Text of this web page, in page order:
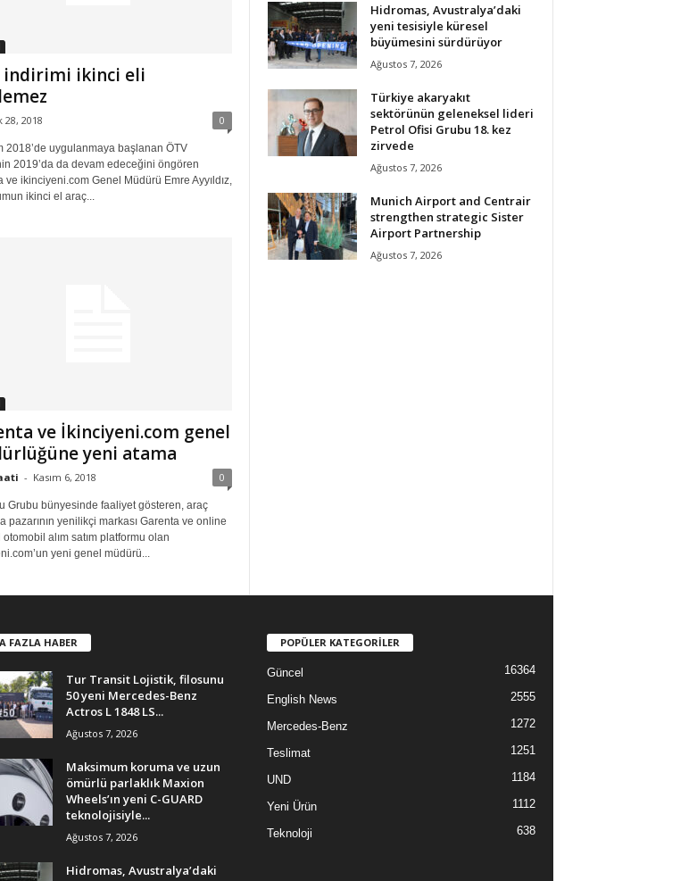
indirimi ikinci eli
28, 2018 0
2018’de uygulanmaya başlanan ÖTV
2019’da da devam edeceğini öngören
ve ikinciyeni.com Genel Müdürü Emre Ayyıldız,
ikinci el araç...
ve İkinciyeni.com genel
yeni atama
- Kasım 6, 2018 0
Grubu bünyesinde faaliyet gösteren, araç
pazarının yenilikçi markası Garenta ve online
alım satım platformu olan
yeni genel müdürü...
Hidromas, Avustralya’daki
yeni tesisiyle küresel
büyümesini sürdürüyor
Ağustos 7, 2026
Türkiye akaryakıt
sektörünün geleneksel lideri
Petrol Ofisi Grubu 18. kez
zirvede
Ağustos 7, 2026
Munich Airport and Centrair
strengthen strategic Sister
Airport Partnership
Ağustos 7, 2026
FAZLA HABER
Tur Transit Lojistik, filosunu
50 yeni Mercedes-Benz
Actros L 1848 LS...
Ağustos 7, 2026
Maksimum koruma ve uzun
ömürlü parlaklık Maxion
Wheels’ın yeni C-GUARD
teknolojisiyle...
Ağustos 7, 2026
Hidromas, Avustralya’daki
POPÜLER KATEGORİLER
Güncel 16364
English News 2555
Mercedes-Benz 1272
Teslimat 1251
UND 1184
Yeni Ürün 1112
Teknoloji 638